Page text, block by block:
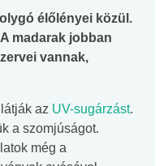
élőlényei közül.
madarak jobban
vannak,
az UV-sugárzást.
a szomjúságot.
még a